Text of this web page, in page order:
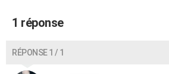
Carte de Noël
Carte Bonne année
Carte Saint-Valentin
Carte Pâques
Carte d'anniversaire
DICTIONNAIRE
1 réponse
RÉPONSE 1 / 1